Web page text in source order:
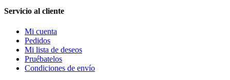
Servicio al cliente
Mi cuenta
Pedidos
Mi lista de deseos
Pruébatelos
Condiciones de envío